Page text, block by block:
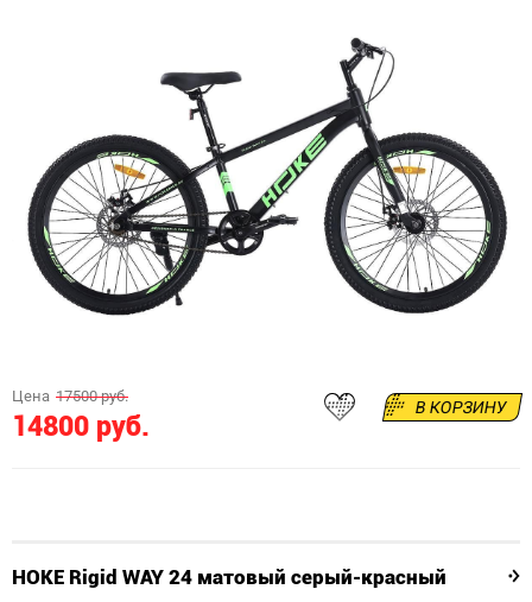
Цена 17500 руб.
14800 руб.
В КОРЗИНУ
HOKE Rigid WAY 24 матовый серый-красный